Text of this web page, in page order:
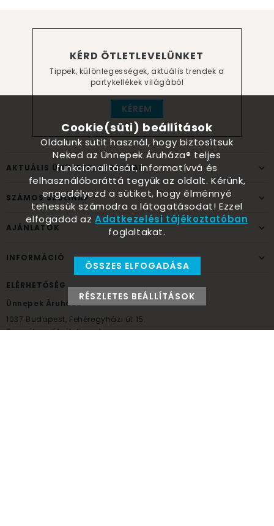
KÉRD ÖTLETLEVELÜNKET
Tippek, különlegességek, aktuális trendek a
partykellékek világából
KÉREM
AKTUÁLIS ÜNNEPEK, ALKALMAK
SZÁMOS SZÜLINAP
AJÁNLATOK
INFORMÁCIÓ
ELÉRHETŐSÉG
Ünnepek Áruháza
1037 Budapest, Fehéregyházi út 15.
Személyes átvételi pont
Cookie(süti) beállítások
Oldalunk sütit használ, hogy biztosítsuk
Neked az Ünnepek Áruháza® teljes
funkcionalitását, informatívvá és
felhasználóbaráttá tegyük az oldalt. Kérünk,
engedélyezd a sütiket, hogy élménnyé
tehessük számodra a látogatásodat! Ezzel
elfogadod azAdatkezelési tájékoztatóban
foglaltakat.
ÖSSZES ELFOGADÁSA
RÉSZLETES BEÁLLÍTÁSOK